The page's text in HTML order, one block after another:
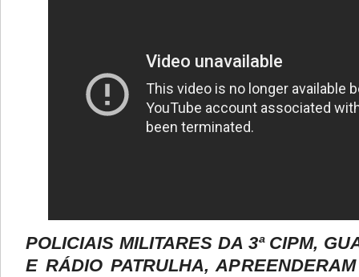
POLICIAIS MILITARES DA 3ª CIPM,
E RÁDIO PATRULHA,